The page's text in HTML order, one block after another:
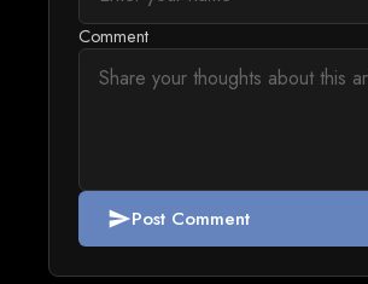
Comment
sendPost Comment